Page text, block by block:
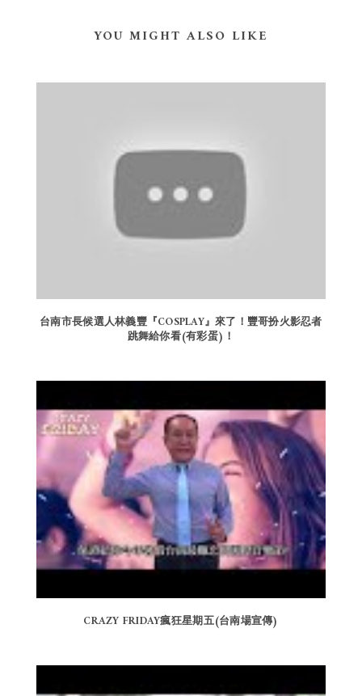
YOU MIGHT ALSO LIKE
台南市長候選人林義豐『COSPLAY』來了！豐哥扮火影忍者
跳舞給你看(有彩蛋)！
CRAZY FRIDAY瘋狂星期五(台南場宣傳)